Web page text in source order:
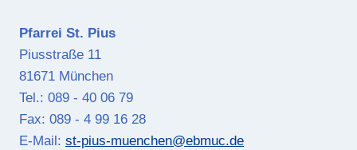
Pfarrei St. Pius
Piusstraße 11
81671 München
Tel.: 089 - 40 06 79
Fax: 089 - 4 99 16 28
E-Mail: st-pius-muenchen@ebmuc.de